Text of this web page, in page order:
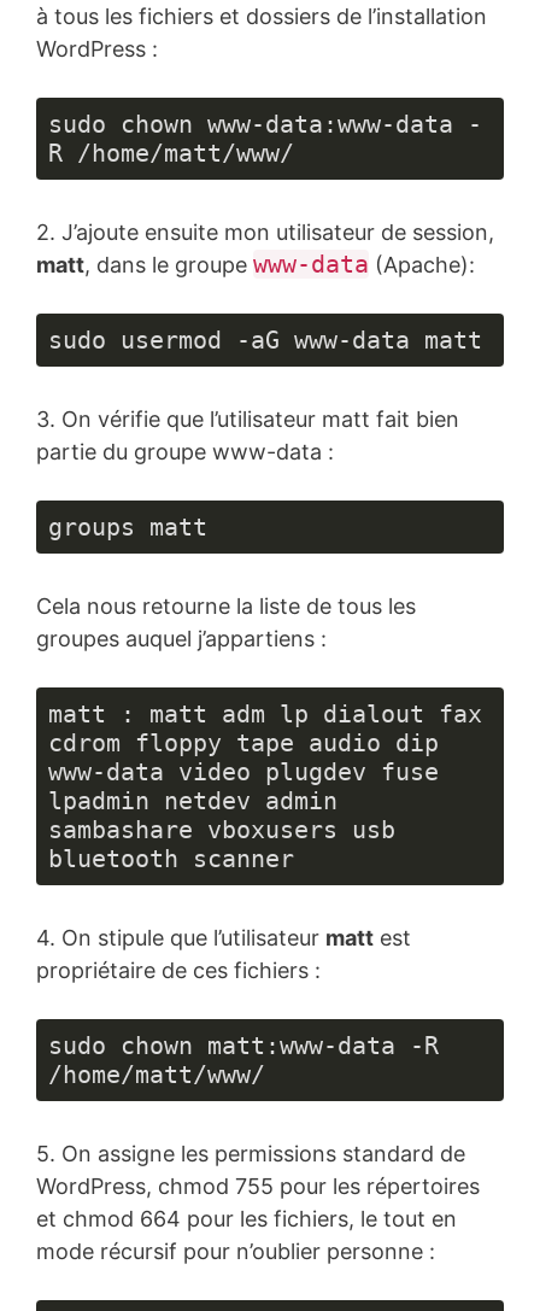
à tous les fichiers et dossiers de l’installation
WordPress :
sudo chown www-data:www-data -
R /home/matt/www/
2. J’ajoute ensuite mon utilisateur de session,
matt, dans le groupe www-data (Apache):
sudo usermod -aG www-data matt
3. On vérifie que l’utilisateur matt fait bien
partie du groupe www-data :
groups matt
Cela nous retourne la liste de tous les
groupes auquel j’appartiens :
matt : matt adm lp dialout fax
cdrom floppy tape audio dip
www-data video plugdev fuse
lpadmin netdev admin
sambashare vboxusers usb
bluetooth scanner
4. On stipule que l’utilisateur matt est
propriétaire de ces fichiers :
sudo chown matt:www-data -R
/home/matt/www/
5. On assigne les permissions standard de
WordPress, chmod 755 pour les répertoires
et chmod 664 pour les fichiers, le tout en
mode récursif pour n’oublier personne :